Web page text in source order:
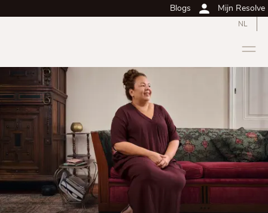
Blogs Mijn Resolve
NL